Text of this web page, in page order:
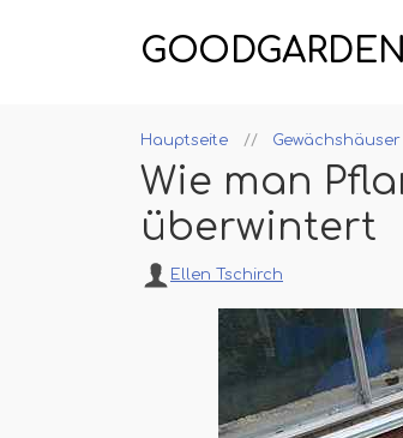
Hauptseite
Wie man
überwintert
Ellen Tschirch